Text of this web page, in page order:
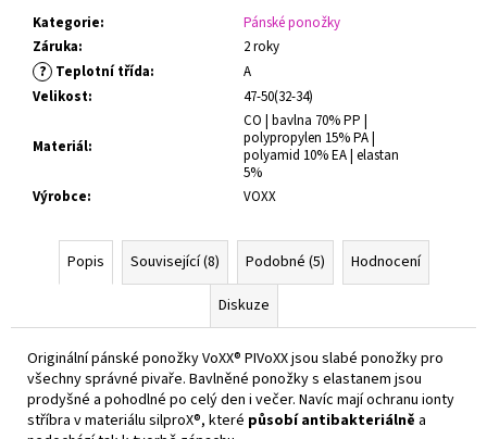
Kategorie:
Pánské ponožky
Záruka: 2 roky
? Teplotní třída:
A
Velikost: 47-50(32-34)
Materiál:
CO | bavlna 70% PP |
polypropylen 15% PA |
polyamid 10% EA | elastan
5%
Výrobce: VOXX
Popis Související (8) Podobné (5)
Hodnocení
Diskuze
Originální pánské ponožky VoXX® PIVoXX jsou slabé ponožky pro
všechny správné pivaře. Bavlněné ponožky s elastanem jsou
prodyšné a pohodlné po celý den i večer. Navíc mají ochranu ionty
stříbra v materiálu silproX®, které působí antibakteriálně a
Původně:
799
Kč